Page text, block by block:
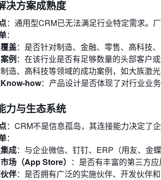
决方案成熟度
：通用型CRM已无法满足行业特定需求。
：
盖：是否针对制造、金融、零售、高科技
例：在该行业是否有足够数量的头部客户
造、高科技等领域的成功案例，如大族激
how：产品设计是否体现了对行业业
力与生态系统
：CRM不是信息孤岛，其连接能力决定了
：
成：与企业微信、钉钉、ERP（用友、金
场（App Store） ：是否有丰富的第三方
伴：是否拥有广泛的实施伙伴、开发伙伴